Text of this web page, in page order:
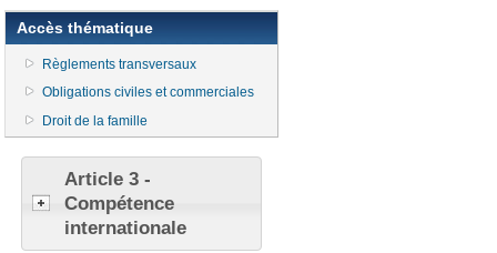
Accès thématique
Règlements transversaux
Obligations civiles et commerciales
Droit de la famille
Article 3 -
Compétence
internationale